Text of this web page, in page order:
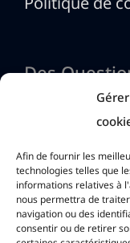
Afin de fournir les
technologies telles que
informations relatives à
nous permettra de
navigation ou des
consentir ou de retirer
Des
Nous